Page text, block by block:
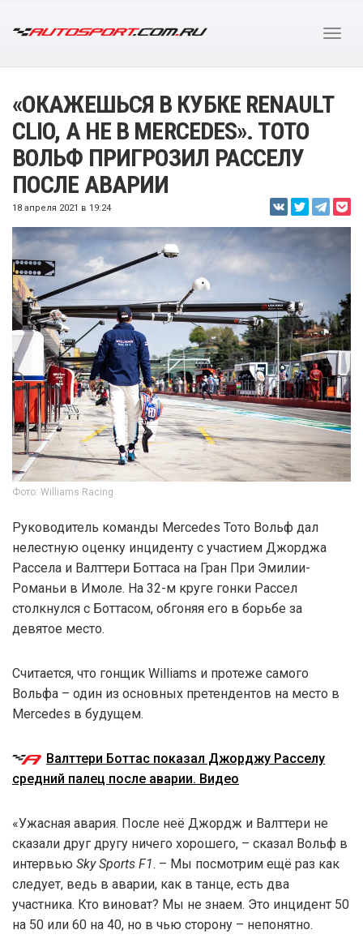
«ОКАЖЕШЬСЯ В КУБКЕ RENAULT
CLIO, А НЕ В MERCEDES». ТОТО
ВОЛЬФ ПРИГРОЗИЛ РАССЕЛУ
ПОСЛЕ АВАРИИ
18 апреля 2021 в 19:24
Фото: Williams Racing
Руководитель команды Mercedes Тото Вольф дал
нелестную оценку инциденту с участием Джорджа
Рассела и Валттери Боттаса на Гран При Эмилии-
Романьи в Имоле. На 32-м круге гонки Рассел
столкнулся с Боттасом, обгоняя его в борьбе за
девятое место.
Считается, что гонщик Williams и протеже самого
Вольфа – один из основных претендентов на место в
Mercedes в будущем.
Валттери Боттас показал Джорджу Расселу
средний палец после аварии. Видео
«Ужасная авария. После неё Джордж и Валттери не
сказали друг другу ничего хорошего, – сказал Вольф в
интервью Sky Sports F1. – Мы посмотрим ещё раз как
следует, ведь в аварии, как в танце, есть два
участника. Кто виноват? Мы не знаем. Это инцидент 50
на 50 или 60 на 40, но в чью сторону – непонятно.